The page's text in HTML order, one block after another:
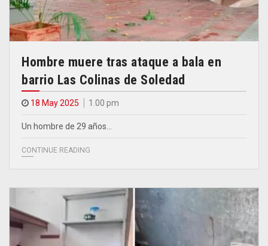
Hombre muere tras ataque a bala en
barrio Las Colinas de Soledad
18 May 2025 1.00 pm
Un hombre de 29 años…
CONTINUE READING